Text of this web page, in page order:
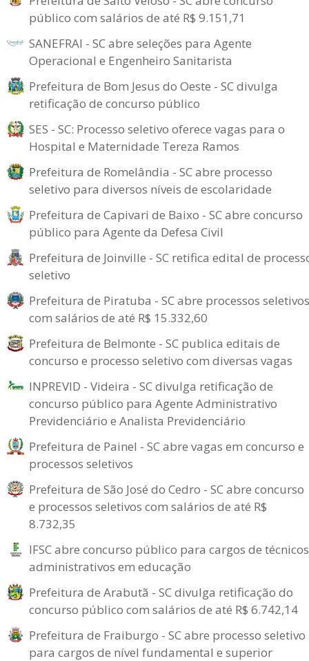
público com salários de até R$ 9.151,71
SANEFRAI - SC abre seleções para Agente
Operacional e Engenheiro Sanitarista
Prefeitura de Bom Jesus do Oeste - SC divulga
retificação de concurso público
SES - SC: Processo seletivo oferece vagas para o
Hospital e Maternidade Tereza Ramos
Prefeitura de Romelândia - SC abre processo
seletivo para diversos níveis de escolaridade
Prefeitura de Capivari de Baixo - SC abre concurso
público para Agente da Defesa Civil
Prefeitura de Joinville - SC retifica edital de
seletivo
Prefeitura de Piratuba - SC abre processos seletivos
com salários de até R$ 15.332,60
Prefeitura de Belmonte - SC publica editais de
concurso e processo seletivo com diversas vagas
INPREVID - Videira - SC divulga retificação de
concurso público para Agente Administrativo
Previdenciário e Analista Previdenciário
Prefeitura de Painel - SC abre vagas em concurso e
processos seletivos
Prefeitura de São José do Cedro - SC abre concurso
e processos seletivos com salários de até R$
8.732,35
IFSC abre concurso público para cargos de técnicos
administrativos em educação
Prefeitura de Arabutã - SC divulga retificação do
concurso público com salários de até R$ 6.742,14
Prefeitura de Fraiburgo - SC abre processo seletivo
para cargos de nível fundamental e superior